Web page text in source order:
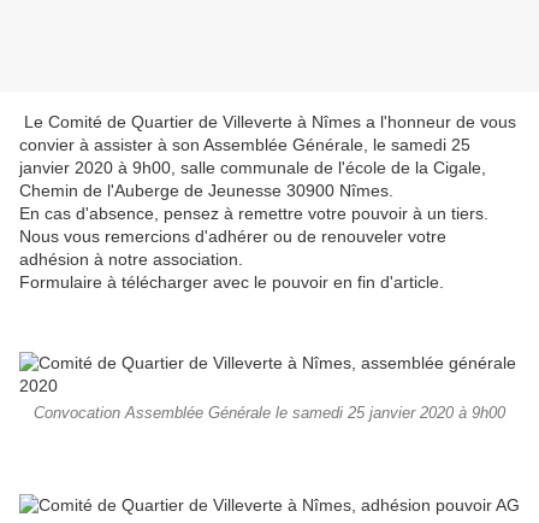
Le Comité de Quartier de Villeverte à Nîmes a l'honneur de vous
convier à assister à son Assemblée Générale, le samedi 25
janvier 2020 à 9h00, salle communale de l'école de la Cigale,
Chemin de l'Auberge de Jeunesse 30900 Nîmes.
En cas d'absence, pensez à remettre votre pouvoir à un tiers.
Nous vous remercions d'adhérer ou de renouveler votre
adhésion à notre association.
Formulaire à télécharger avec le pouvoir en fin d'article.
Convocation Assemblée Générale le samedi 25 janvier 2020 à 9h00